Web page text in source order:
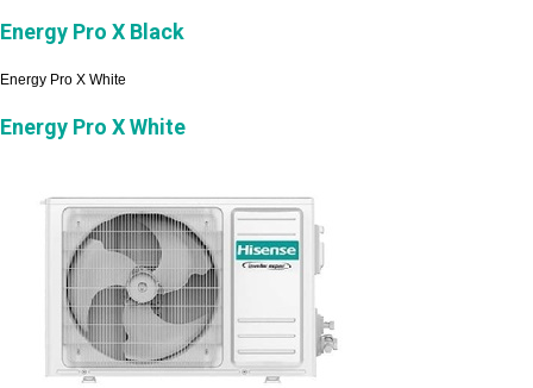
Energy Pro X Black
Energy Pro X White
Energy Pro X White